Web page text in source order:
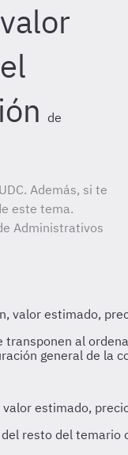
de
Además, si te
este tema.
Administrativos